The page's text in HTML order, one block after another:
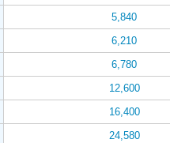
5,840
6,210
6,780
12,600
16,400
24,580